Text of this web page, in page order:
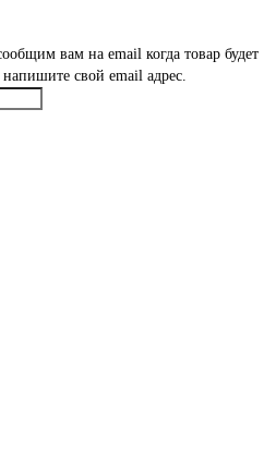
вам на email когда товар будет
свой email адрес.